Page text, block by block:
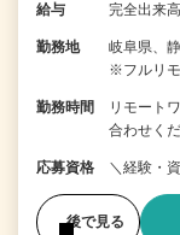
給与 完全出来
勤務地
岐阜県、
※フルリ
勤務時間
リモート
合わせく
応募資格 ＼経験・
後で見る